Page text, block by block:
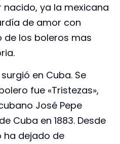
ya la mexicana
de amor con
de los boleros mas
en Cuba. Se
fue «Tristezas»,
José Pepe
Cuba en 1883. Desde
ha dejado de